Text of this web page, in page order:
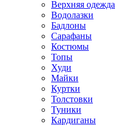
Верхняя одежда
Водолазки
Бадлоны
Сарафаны
Костюмы
Топы
Худи
Майки
Куртки
Толстовки
Туники
Кардиганы